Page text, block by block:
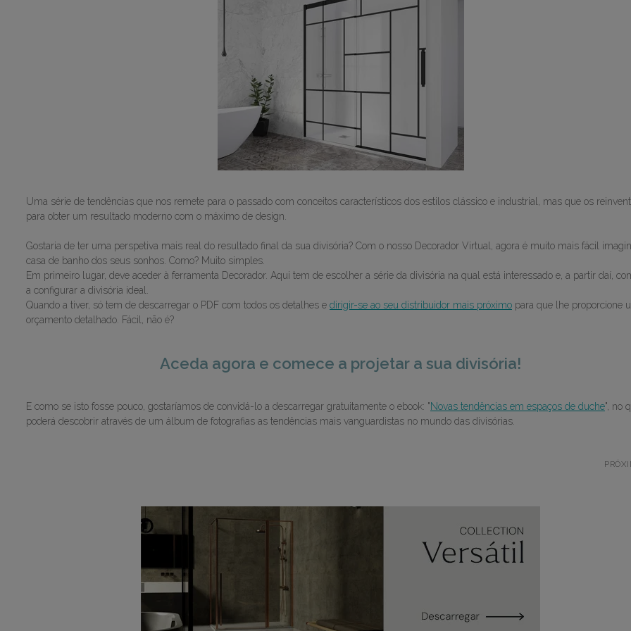
Uma série de tendências que nos remete para o passado com conceitos característicos dos estilos clássico e industrial, mas que os
para obter um resultado moderno com o máximo de design.
Gostaria de ter uma perspetiva mais real do resultado final da sua divisória? Com o nosso Decorador Virtual, agora é muito mais fácil
casa de banho dos seus sonhos. Como? Muito simples.
Em primeiro lugar, deve aceder à ferramenta Decorador. Aqui tem de escolher a série da divisória na qual está interessado e, a partir daí,
a configurar a divisória ideal.
Quando a tiver, só tem de descarregar o PDF com todos os detalhes e dirigir-se ao seu distribuidor mais próximo para que lhe proporcione
orçamento detalhado. Fácil, não é?
Aceda agora e comece a projetar a sua divisória!
E como se isto fosse pouco, gostaríamos de convidá-lo a descarregar gratuitamente o ebook: "Novas tendências em espaços de duche", no
poderá descobrir através de um álbum de fotografias as tendências mais vanguardistas no mundo das divisórias.